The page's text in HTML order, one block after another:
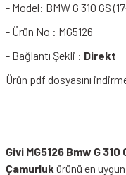
- Model: BMW G 310 GS
- Ürün No : MG5126
- Bağlantı Şekli : Direkt
Ürün pdf dosyasını
Givi MG5126 Bmw G
Çamurluk ürünü en